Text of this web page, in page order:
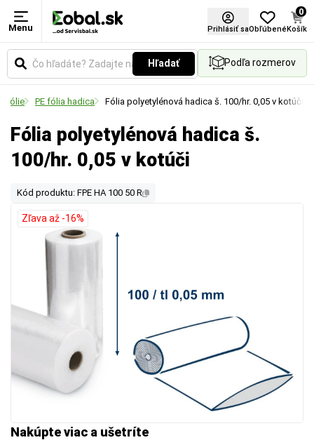
Menu Prihlásiť saObľúbené
0
Košík
Hľadať Podľa rozmerov
fólie PE fólia hadica Fólia polyetylénová hadica š. 100/hr. 0,05 v kotúči
Fólia polyetylénová hadica š.
100/hr. 0,05 v kotúči
Kód produktu: FPE HA 100 50 R
Nakúpte viac a ušetríte
Zľava až -16%